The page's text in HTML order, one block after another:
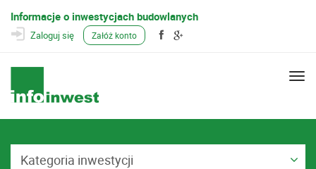
Informacje o inwestycjach budowlanych
Zaloguj się Załóż konto
Kategoria inwestycji